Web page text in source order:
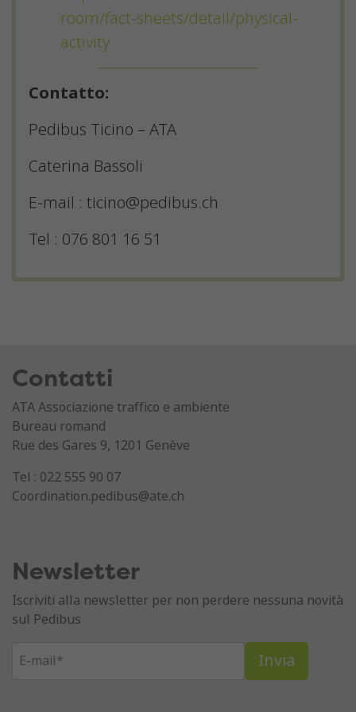
room/fact-sheets/detail/physical-
activity
Contatto:
Pedibus Ticino – ATA
Caterina Bassoli
E-mail : ticino@pedibus.ch
Tel : 076 801 16 51
Contatti
ATA Associazione traffico e ambiente
Bureau romand
Rue des Gares 9, 1201 Genève
Tel : 022 555 90 07
Coordination.pedibus@ate.ch
Newsletter
Iscriviti alla newsletter per non perdere nessuna novità
sul Pedibus